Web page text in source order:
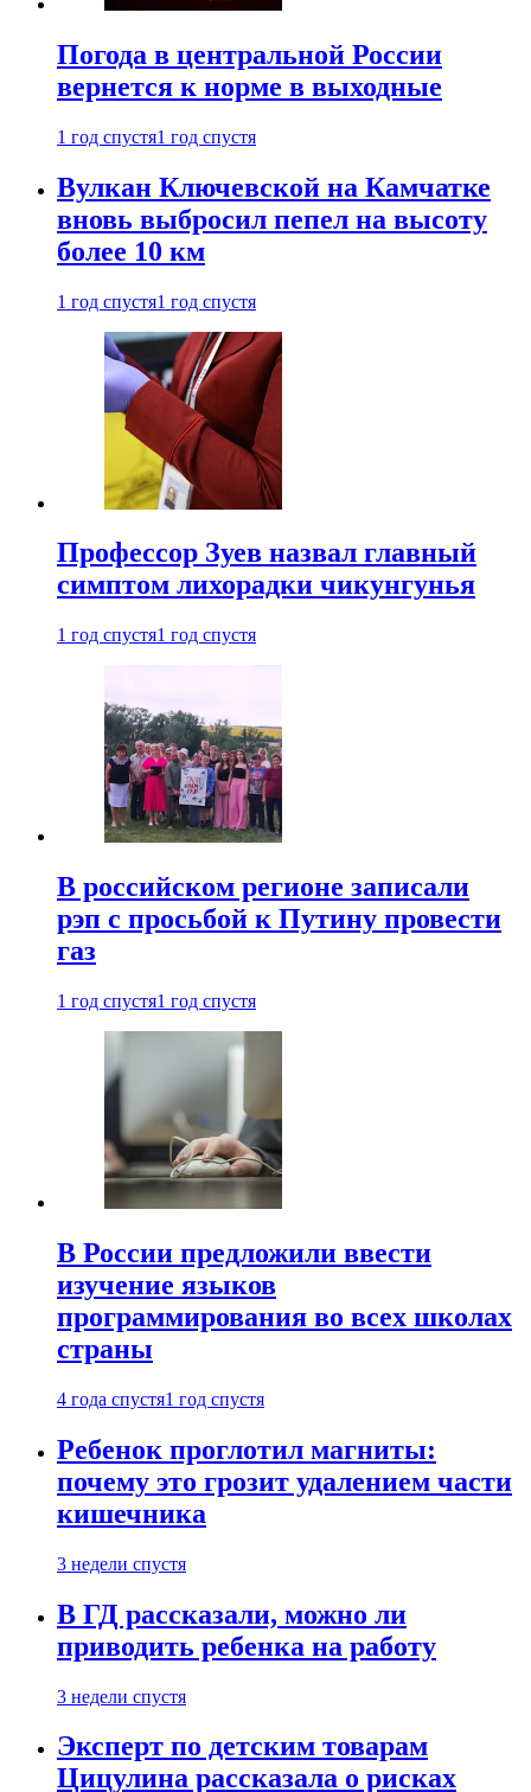
Погода в центральной России
вернется к норме в выходные
1 год спустя1 год спустя
Вулкан Ключевской на Камчатке
вновь выбросил пепел на высоту
более 10 км
1 год спустя1 год спустя
Профессор Зуев назвал главный
симптом лихорадки чикунгунья
1 год спустя1 год спустя
В российском регионе записали
рэп с просьбой к Путину провести
газ
1 год спустя1 год спустя
В России предложили ввести
изучение языков
программирования во всех школах
страны
4 года спустя1 год спустя
Ребенок проглотил магниты:
почему это грозит удалением части
кишечника
3 недели спустя
В ГД рассказали, можно ли
приводить ребенка на работу
3 недели спустя
Эксперт по детским товарам
Цицулина рассказала о рисках